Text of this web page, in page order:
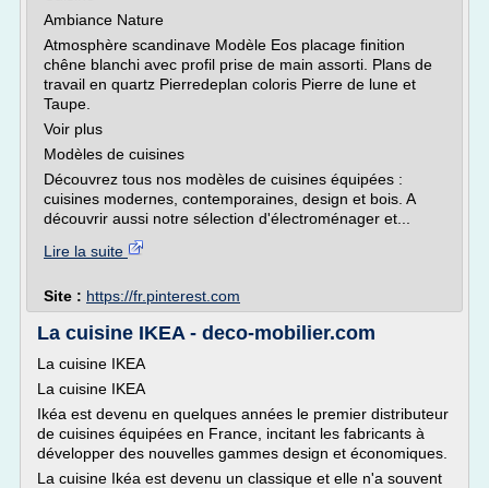
Ambiance Nature
Atmosphère scandinave Modèle Eos placage finition
chêne blanchi avec profil prise de main assorti. Plans de
travail en quartz Pierredeplan coloris Pierre de lune et
Taupe.
Voir plus
Modèles de cuisines
Découvrez tous nos modèles de cuisines équipées :
cuisines modernes, contemporaines, design et bois. A
découvrir aussi notre sélection d'électroménager et...
Lire la suite
Site : https://fr.pinterest.com
La cuisine IKEA - deco-mobilier.com
La cuisine IKEA
La cuisine IKEA
Ikéa est devenu en quelques années le premier distributeur
de cuisines équipées en France, incitant les fabricants à
développer des nouvelles gammes design et économiques.
La cuisine Ikéa est devenu un classique et elle n'a souvent